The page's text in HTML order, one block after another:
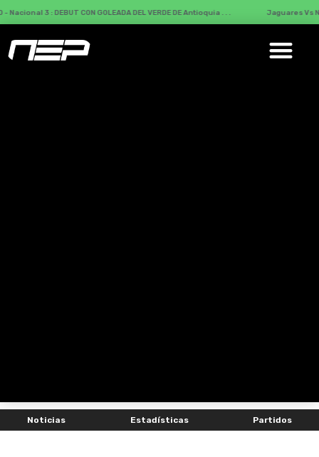
: DEBUT CON GOLEADA DEL VERDE DE Antioquia . . . Jaguares Vs Nacional :
Noticias Estadísticas Partidos